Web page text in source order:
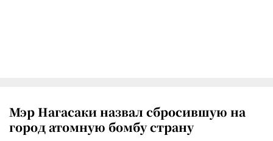
Мэр Нагасаки назвал сбросившую на
город атомную бомбу страну